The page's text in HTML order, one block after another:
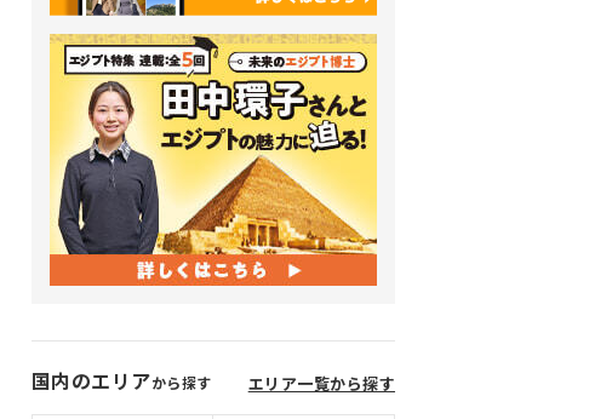
国内のエリアから探す エリア一覧から探す